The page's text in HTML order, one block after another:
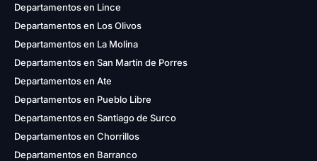
Departamentos en Lince
Departamentos en Los Olivos
Departamentos en La Molina
Departamentos en San Martín de Porres
Departamentos en Ate
Departamentos en Pueblo Libre
Departamentos en Santiago de Surco
Departamentos en Chorrillos
Departamentos en Barranco